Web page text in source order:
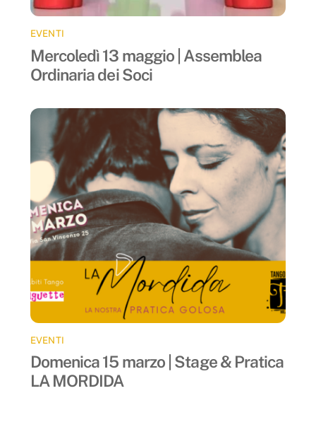
EVENTI
Mercoledì 13 maggio | Assemblea
Ordinaria dei Soci
EVENTI
Domenica 15 marzo | Stage & Pratica
LA MORDIDA